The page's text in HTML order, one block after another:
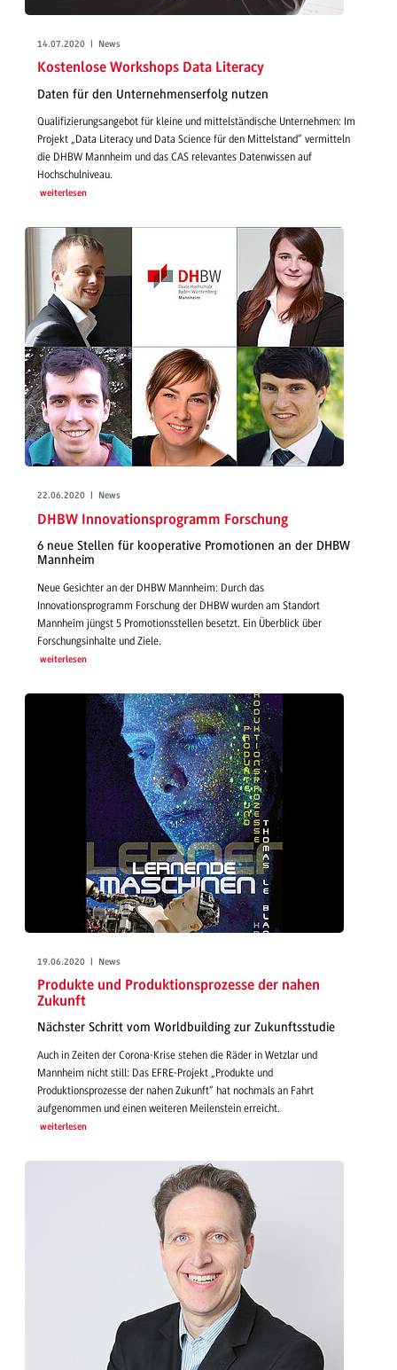
14.07.2020 | News
Kostenlose Workshops Data Literacy
Daten für den Unternehmenserfolg nutzen
Qualifizierungsangebot für kleine und mittelständische Unternehmen: Im
Projekt „Data Literacy und Data Science für den Mittelstand“ vermitteln
die DHBW Mannheim und das CAS relevantes Datenwissen auf
Hochschulniveau.
weiterlesen
22.06.2020 | News
DHBW Innovationsprogramm Forschung
6 neue Stellen für kooperative Promotionen an der DHBW
Mannheim
Neue Gesichter an der DHBW Mannheim: Durch das
Innovationsprogramm Forschung der DHBW wurden am Standort
Mannheim jüngst 5 Promotionsstellen besetzt. Ein Überblick über
Forschungsinhalte und Ziele.
weiterlesen
19.06.2020 | News
Produkte und Produktionsprozesse der nahen
Zukunft
Nächster Schritt vom Worldbuilding zur Zukunftsstudie
Auch in Zeiten der Corona-Krise stehen die Räder in Wetzlar und
Mannheim nicht still: Das EFRE-Projekt „Produkte und
Produktionsprozesse der nahen Zukunft“ hat nochmals an Fahrt
aufgenommen und einen weiteren Meilenstein erreicht.
weiterlesen